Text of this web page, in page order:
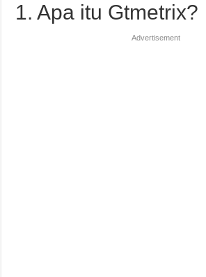
1. Apa itu Gtmetrix?
Advertisement